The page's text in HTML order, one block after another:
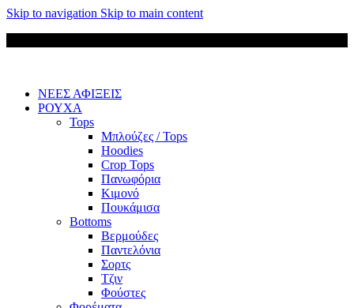
Skip to navigation Skip to main content
ΝΕΕΣ ΑΦΙΞΕΙΣ
ΡΟΥΧΑ
Tops
Μπλούζες / Tops
Hoodies
Crop Tops
Πανωφόρια
Κιμονό
Πουκάμισα
Bottoms
Βερμούδες
Παντελόνια
Σορτς
Τζιν
Φούστες